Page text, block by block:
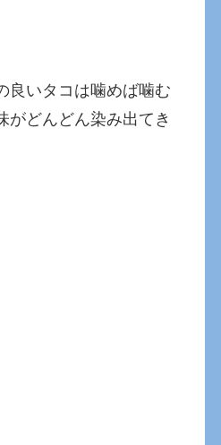
良いタコは噛めば噛む
がどんどん染み出てき